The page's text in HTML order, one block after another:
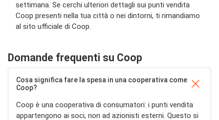
settimana. Se cerchi ulteriori dettagli sui punti vendita
Coop presenti nella tua città o nei dintorni, ti rimandiamo
al sito ufficiale di Coop.
Domande frequenti su Coop
Cosa significa fare la spesa in una cooperativa come
Coop?
Coop è una cooperativa di consumatori: i punti vendita
appartengono ai soci, non ad azionisti esterni. Questo si